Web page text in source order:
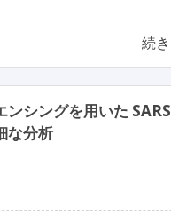
続
ンシングを用いた
な分析